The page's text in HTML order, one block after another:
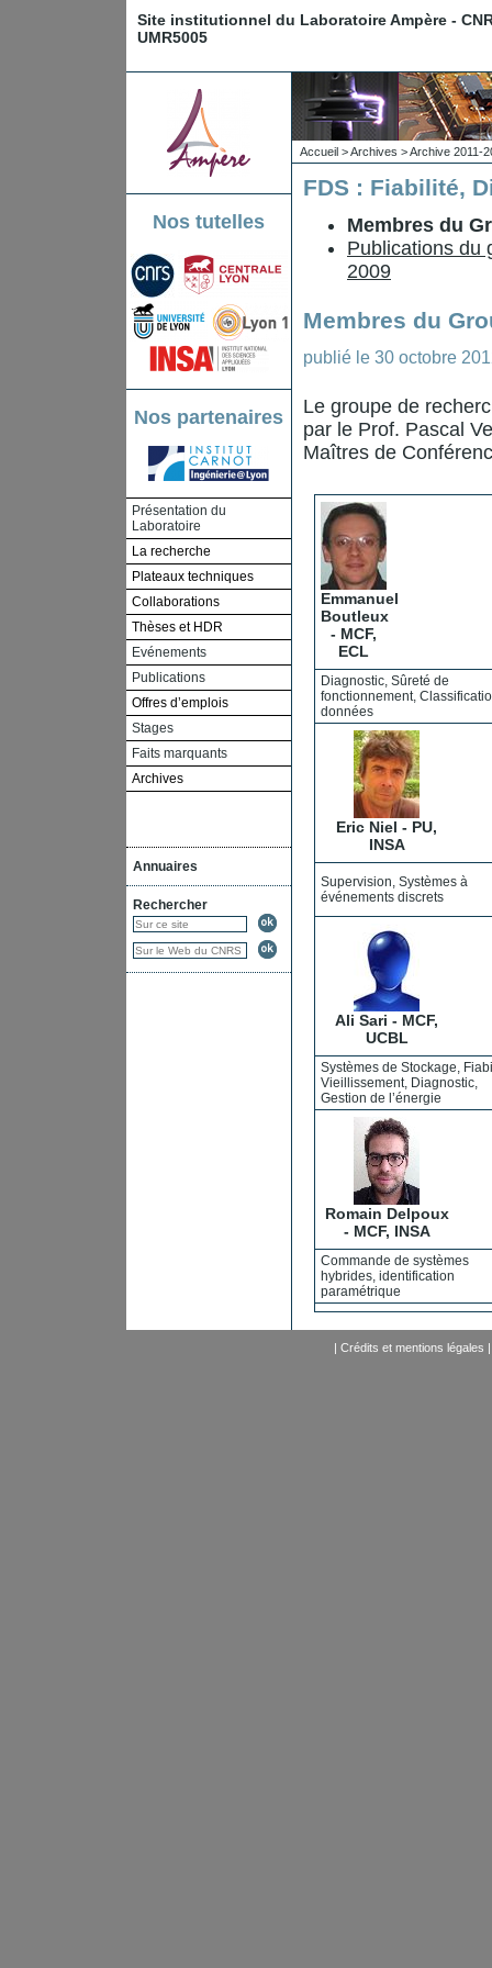
Site institutionnel du Laboratoire Ampère -
UMR5005
Nos tutelles
Nos partenaires
Présentation du
Laboratoire
La recherche
Plateaux techniques
Collaborations
Thèses et HDR
Evénements
Publications
Offres d’emplois
Stages
Faits marquants
Archives
Annuaires
Rechercher
Accueil >Archives >Archive 2011-
FDS : Fiabilité,
Membres du
Publications du
2009
Membres du
publié le 30 octobre
Le groupe de
par le Prof. Pascal
Maîtres de
Emmanuel
Boutleux
- MCF,
ECL
Diagnostic, Sûreté de
fonctionnement,
données
Eric Niel - PU,
INSA
Supervision, Systèmes à
événements discrets
Ali Sari - MCF,
UCBL
Systèmes de Stockage,
Vieillissement, Diagnostic,
Gestion de l’énergie
Romain Delpoux
- MCF, INSA
Commande de systèmes
hybrides, identification
paramétrique
| Crédits et mentions légales